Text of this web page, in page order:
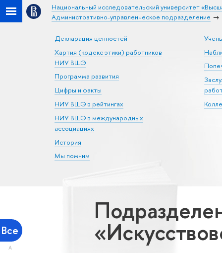
Национальный исследовательский университет
Административно-управленческое подразделение
Декларация ценностей
Хартия (кодекс этики) работников
НИУ ВШЭ
Программа развития
Цифры и факты
НИУ ВШЭ в рейтингах
НИУ ВШЭ в международных
ассоциациях
История
Мы помним
Все
А